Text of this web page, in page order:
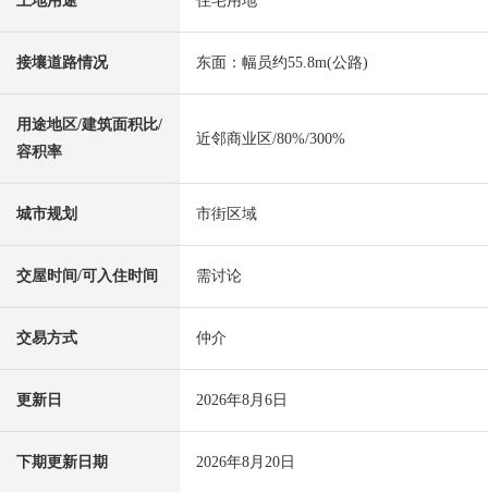
接壤道路情况 东面：幅员约55.8m(公路)
用途地区/建筑面积比/
容积率
近邻商业区/80%/300%
城市规划 市街区域
交屋时间/可入住时间 需讨论
交易方式 仲介
更新日 2026年8月6日
下期更新日期 2026年8月20日